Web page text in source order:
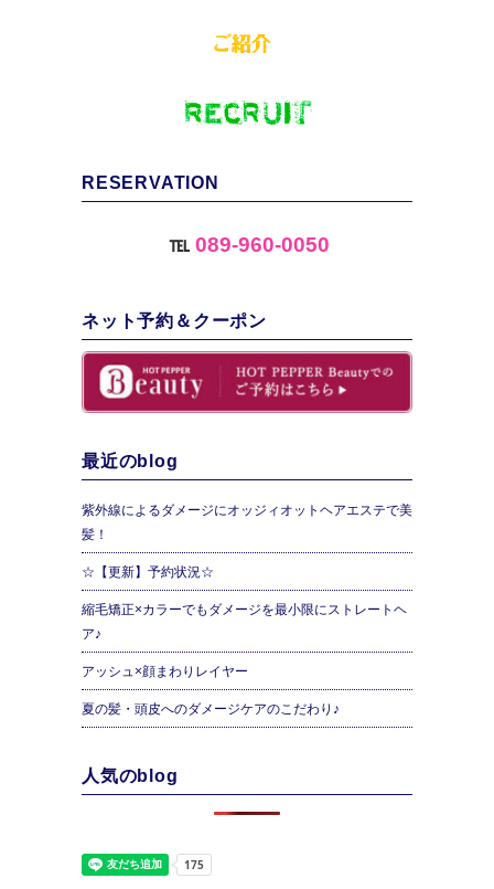
RESERVATION
℡ 089-960-0050
ネット予約＆クーポン
最近のblog
紫外線によるダメージにオッジィオットヘアエステで美
髪！
☆【更新】予約状況☆
縮毛矯正×カラーでもダメージを最小限にストレートヘ
ア♪
アッシュ×顔まわりレイヤー
夏の髪・頭皮へのダメージケアのこだわり♪
人気のblog